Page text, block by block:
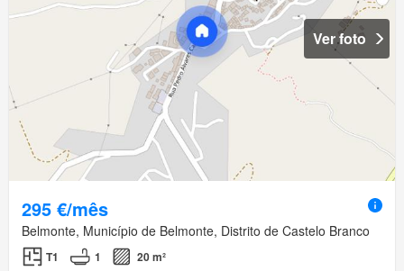
Ver foto
295 €/mês
Belmonte, Município de Belmonte, Distrito de Castelo Branco
T1 1 20 m²